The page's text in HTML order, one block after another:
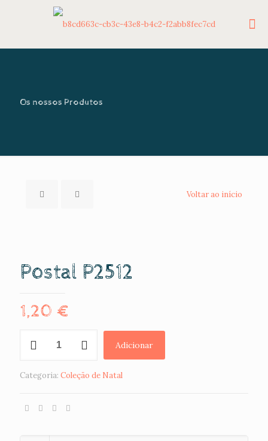
Os nossos Produtos
Voltar ao início
Postal P2512
1,20 €
Adicionar
Categoria: Coleção de Natal